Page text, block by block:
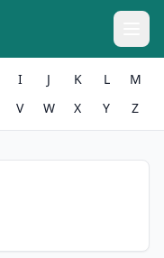
I J K L
M
V W X Y Z